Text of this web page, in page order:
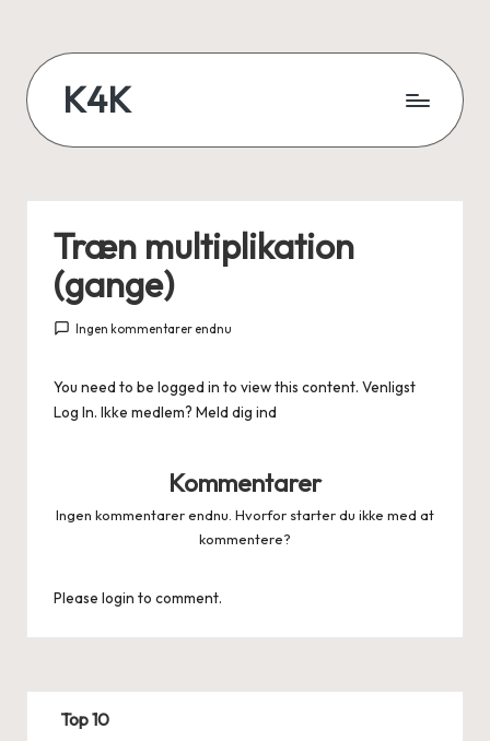
content
K4K
online
Træn multiplikation
(gange)
Ingen kommentarer endnu
You need to be logged in to view this content. Venligst
Log In. Ikke medlem? Meld dig ind
Kommentarer
Ingen kommentarer endnu. Hvorfor starter du ikke med at
kommentere?
Please login to comment.
Top 10